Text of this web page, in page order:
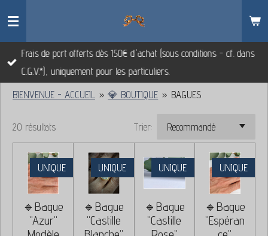
Passer
contenu
principal
Frais de port offerts dès 150€ d'achat (sous conditions - cf. dans
C.G.V.*), uniquement pour les particuliers.
BIENVENUE - ACCUEIL » 💎 BOUTIQUE » BAGUES
20 résultats Trier:
UNIQUE
🔹Bague
"Azur"
UNIQUE
🔹Bague
"Castille
UNIQUE
🔹Bague
"Castille
UNIQUE
🔹Bague
"Espéran